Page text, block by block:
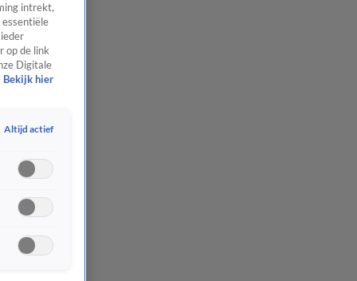
intrekt,
op de link
Digitale
Bekijk hier
Altijd actief